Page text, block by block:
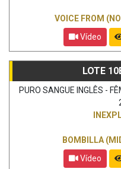
VOICE FROM
Vídeo
LOTE
PURO SANGUE INGLÊS -
BOMBILLA
Vídeo